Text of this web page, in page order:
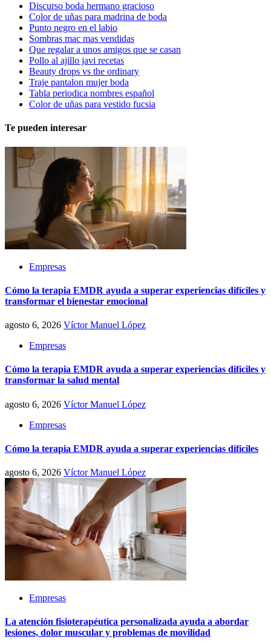
Discurso boda hermano gracioso
Color de uñas para madrina de boda
Punto negro en el labio
Sombras mac mas vendidas
Que regalar a unos amigos que se casan
Pollo al ajillo javi recetas
Beauty drops vs the ordinary
Traje pantalon mujer boda
Tabla periodica nombres español
Color de uñas para vestido fucsia
Te pueden interesar
Empresas
Cómo la terapia EMDR ayuda a superar experiencias difíciles y
transformar el bienestar emocional
agosto 6, 2026 Víctor Manuel López
Empresas
Cómo la terapia EMDR ayuda a superar experiencias difíciles y
transformar la salud mental
agosto 6, 2026 Víctor Manuel López
Empresas
Cómo la terapia EMDR ayuda a superar experiencias difíciles
agosto 6, 2026 Víctor Manuel López
Empresas
La atención fisioterapéutica personalizada ayuda a abordar
lesiones, dolor muscular y problemas de movilidad